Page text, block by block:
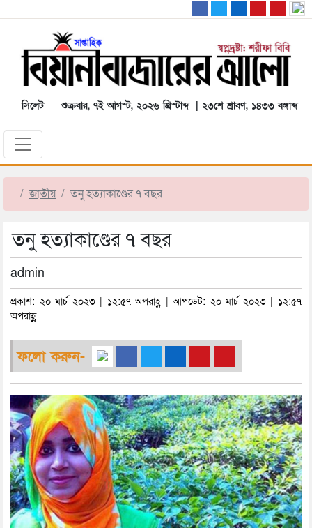
সিলেট শুক্রবার, ৭ই আগস্ট, ২০২৬ খ্রিস্টাব্দ | ২৩শে শ্রাবণ, ১৪৩৩ বঙ্গাব্দ
জাতীয় তনু হত্যাকাণ্ডের ৭ বছর
তনু হত্যাকাণ্ডের ৭ বছর
admin
প্রকাশ: ২০ মার্চ ২০২৩ | ১২:৫৭ অপরাহ্ণ | আপডেট: ২০ মার্চ ২০২৩ | ১২:৫৭
অপরাহ্ণ
ফলো করুন-